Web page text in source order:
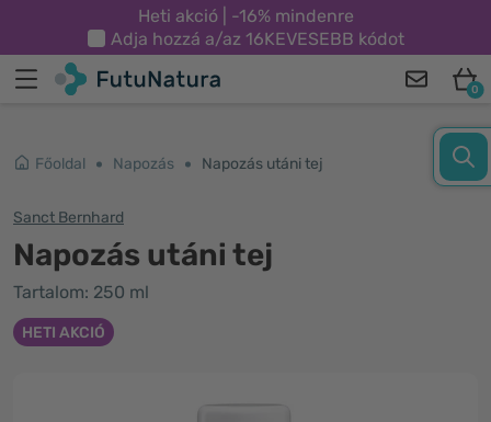
Heti akció | -16% mindenre
Adja hozzá a/az 16KEVESEBB kódot
0
Főoldal Napozás Napozás utáni tej
Sanct Bernhard
Napozás utáni tej
Tartalom: 250 ml
HETI AKCIÓ